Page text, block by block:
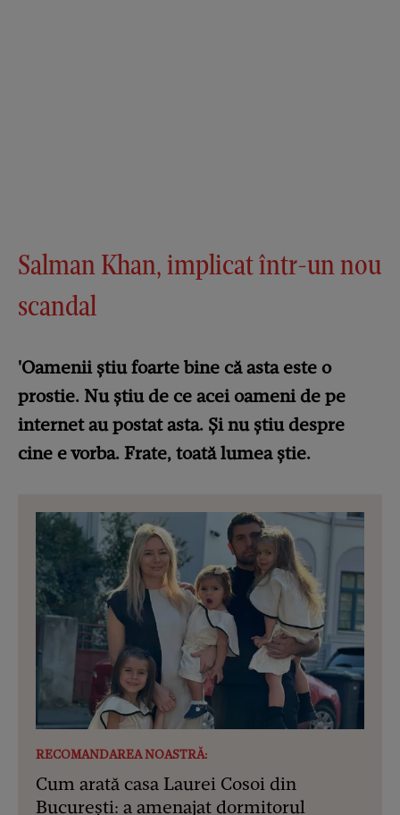
Salman Khan, implicat într-un nou
scandal
'Oamenii știu foarte bine că asta este o
prostie. Nu știu de ce acei oameni de pe
internet au postat asta. Și nu știu despre
cine e vorba. Frate, toată lumea știe.
RECOMANDAREA NOASTRĂ:
Cum arată casa Laurei Cosoi din
București: a amenajat dormitorul